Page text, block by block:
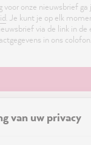
voor onze nieuwsbrief
. Je kunt je op elk
via de link in
in ons colofon.
van uw privacy